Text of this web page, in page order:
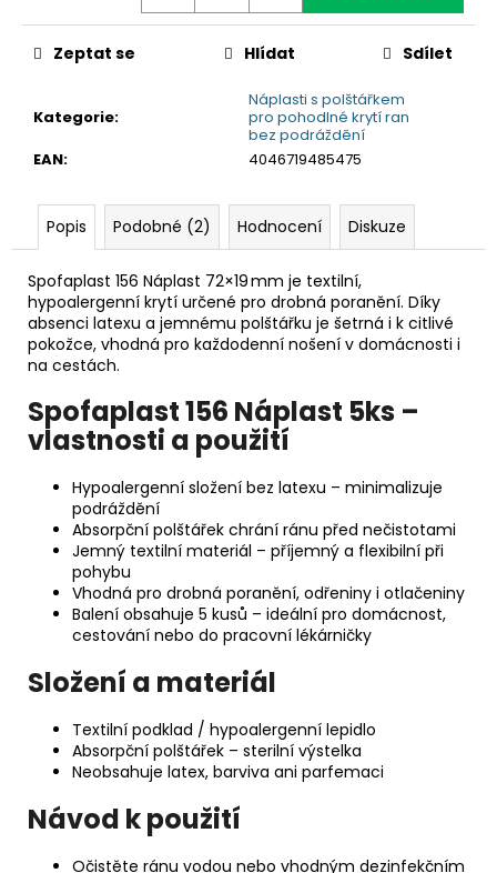
Kategorie:
Náplasti s polštářkem
pro pohodlné krytí ran
bez podráždění
EAN: 4046719485475
Zeptat se Hlídat Sdílet
Popis Podobné (2) Hodnocení Diskuze
Spofaplast 156 Náplast 72×19 mm je textilní,
hypoalergenní krytí určené pro drobná poranění. Díky
absenci latexu a jemnému polštářku je šetrná i k citlivé
pokožce, vhodná pro každodenní nošení v domácnosti i
na cestách.
Spofaplast 156 Náplast 5ks –
vlastnosti a použití
Hypoalergenní složení bez latexu – minimalizuje
podráždění
Absorpční polštářek chrání ránu před nečistotami
Jemný textilní materiál – příjemný a flexibilní při
pohybu
Vhodná pro drobná poranění, odřeniny i otlačeniny
Balení obsahuje 5 kusů – ideální pro domácnost,
cestování nebo do pracovní lékárničky
Složení a materiál
Textilní podklad / hypoalergenní lepidlo
Absorpční polštářek – sterilní výstelka
Neobsahuje latex, barviva ani parfemaci
Návod k použití
Očistěte ránu vodou nebo vhodným dezinfekčním